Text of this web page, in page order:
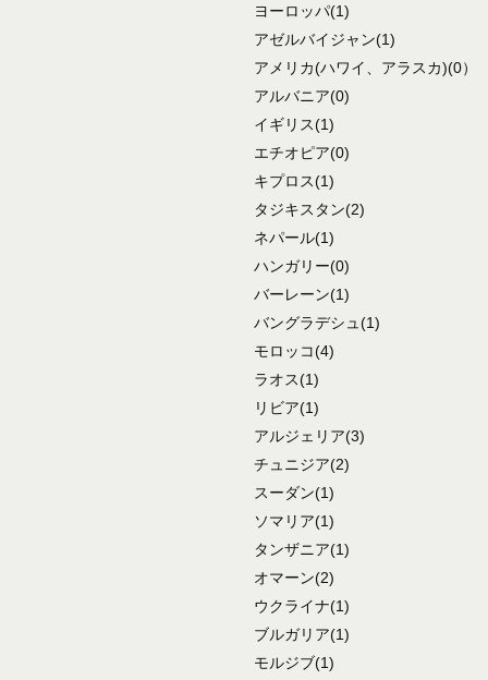
ヨーロッパ(1)
アゼルバイジャン(1)
アメリカ(ハワイ、アラスカ)(0）
アルバニア(0)
イギリス(1)
エチオピア(0)
キプロス(1)
タジキスタン(2)
ネパール(1)
ハンガリー(0)
バーレーン(1)
バングラデシュ (1)
モロッコ(4)
ラオス(1)
リビア(1)
アルジェリア(3)
チュニジア(2)
スーダン(1)
ソマリア(1)
タンザニア(1)
オマーン(2)
ウクライナ(1)
ブルガリア(1)
モルジブ(1)